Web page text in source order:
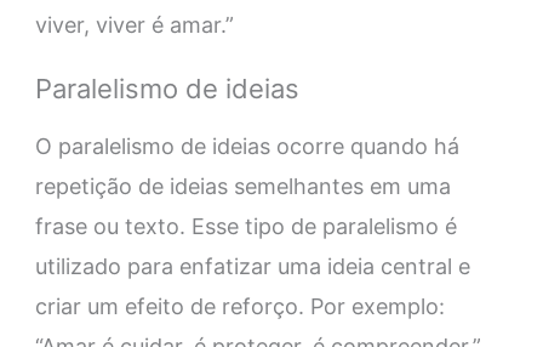
viver, viver é amar.”
Paralelismo de ideias
O paralelismo de ideias ocorre quando há
repetição de ideias semelhantes em uma
frase ou texto. Esse tipo de paralelismo é
utilizado para enfatizar uma ideia central e
criar um efeito de reforço. Por exemplo: